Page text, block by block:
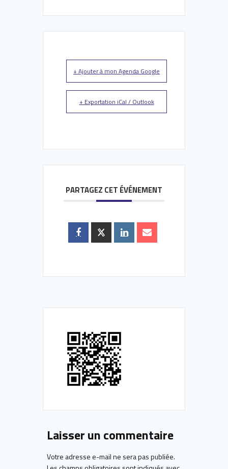
+ Ajouter à mon Agenda Google
+ Exportation iCal / Outlook
PARTAGEZ CET ÉVÉNEMENT
Laisser un commentaire
Votre adresse e-mail ne sera pas publiée.